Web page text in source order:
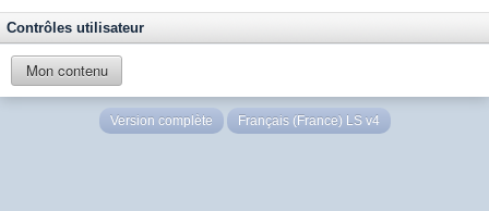
Contrôles utilisateur
Mon contenu
Version complète Français (France) LS v4